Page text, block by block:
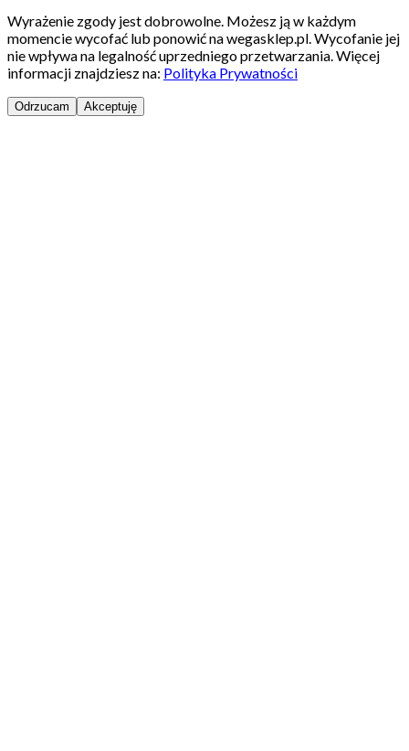
Wyrażenie zgody jest dobrowolne. Możesz ją w każdym
momencie wycofać lub ponowić na wegasklep.pl. Wycofanie jej
nie wpływa na legalność uprzedniego przetwarzania. Więcej
informacji znajdziesz na: Polityka Prywatności
Odrzucam Akceptuję